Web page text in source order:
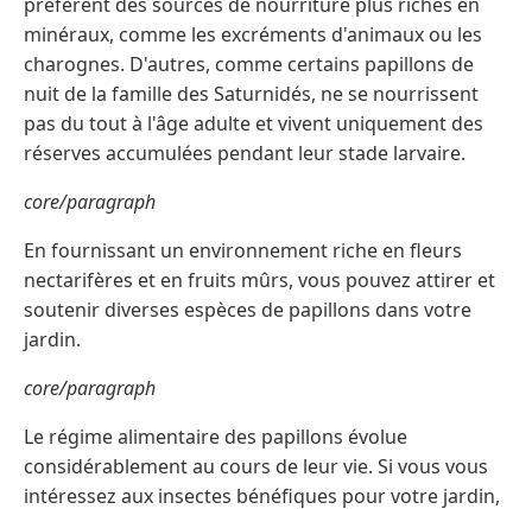
minéraux, comme les excréments d'animaux ou les
charognes. D'autres, comme certains papillons de
nuit de la famille des Saturnidés, ne se nourrissent
pas du tout à l'âge adulte et vivent uniquement des
réserves accumulées pendant leur stade larvaire.
core/paragraph
En fournissant un environnement riche en fleurs
nectarifères et en fruits mûrs, vous pouvez attirer et
soutenir diverses espèces de papillons dans votre
jardin.
core/paragraph
Le régime alimentaire des papillons évolue
considérablement au cours de leur vie. Si vous vous
intéressez aux insectes bénéfiques pour votre jardin,